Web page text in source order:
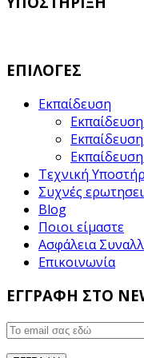
ΕΠΙΛΟΓΕΣ
Εκπαίδευση
Τεχνική
Συχνές
Blog
Ποιοι είμαστε
Ασφάλεια
Επικοινωνία
ΕΓΓΡΑΦΗ ΣΤΟ